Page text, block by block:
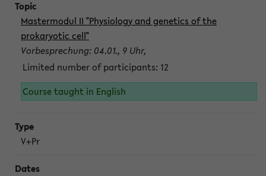
Mastermodul II "Physiology and genetics of the
prokaryotic cell"
Vorbesprechung: 04.01., 9 Uhr,
Limited number of participants: 12
Course taught in English
V+Pr